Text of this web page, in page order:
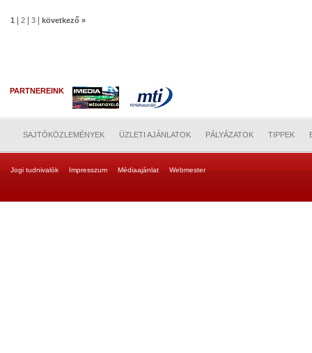
1 2 3 következő »
PARTNEREINK
SAJTÓKÖZLEMÉNYEK ÜZLETI AJÁNLATOK PÁLYÁZATOK TIPPEK
Jogi tudnivalók Impresszum Médiaajánlat Webmester